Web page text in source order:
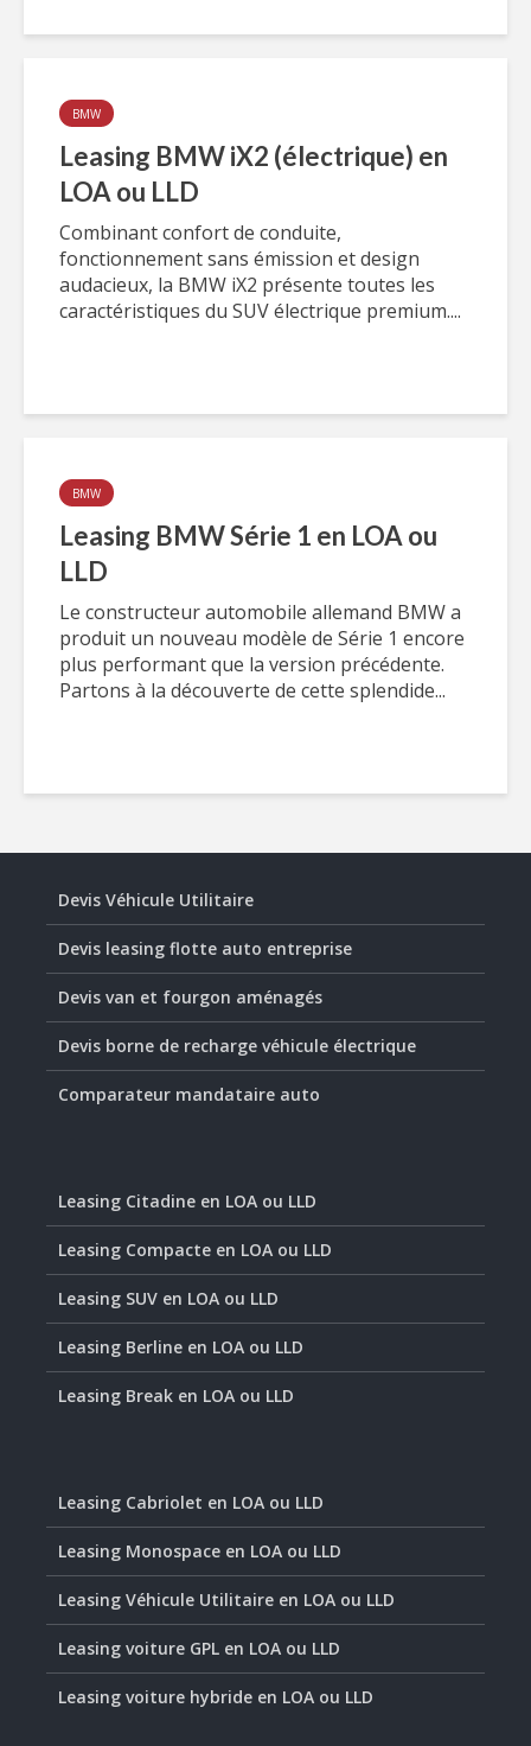
BMW
Leasing BMW iX2 (électrique) en
LOA ou LLD
Combinant confort de conduite,
fonctionnement sans émission et design
audacieux, la BMW iX2 présente toutes les
caractéristiques du SUV électrique premium....
BMW
Leasing BMW Série 1 en LOA ou
LLD
Le constructeur automobile allemand BMW a
produit un nouveau modèle de Série 1 encore
plus performant que la version précédente.
Partons à la découverte de cette splendide...
Devis Véhicule Utilitaire
Devis leasing flotte auto entreprise
Devis van et fourgon aménagés
Devis borne de recharge véhicule électrique
Comparateur mandataire auto
Leasing Citadine en LOA ou LLD
Leasing Compacte en LOA ou LLD
Leasing SUV en LOA ou LLD
Leasing Berline en LOA ou LLD
Leasing Break en LOA ou LLD
Leasing Cabriolet en LOA ou LLD
Leasing Monospace en LOA ou LLD
Leasing Véhicule Utilitaire en LOA ou LLD
Leasing voiture GPL en LOA ou LLD
Leasing voiture hybride en LOA ou LLD